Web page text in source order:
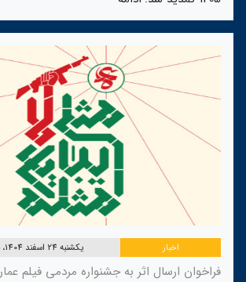
اخبار یکشنبه 24 اسفند 1404، ساعت 18:07
فراخوان ارسال اثر به جشنواره مردمی فیلم عمار